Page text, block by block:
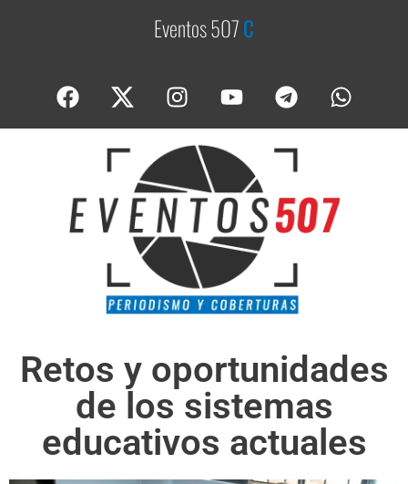
Eventos 507Cob
Retos y oportunidades
de los sistemas
educativos actuales